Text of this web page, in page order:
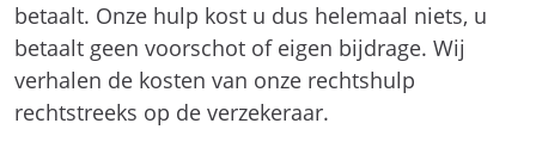
betaalt. Onze hulp kost u dus helemaal niets, u
betaalt geen voorschot of eigen bijdrage. Wij
verhalen de kosten van onze rechtshulp
rechtstreeks op de verzekeraar.